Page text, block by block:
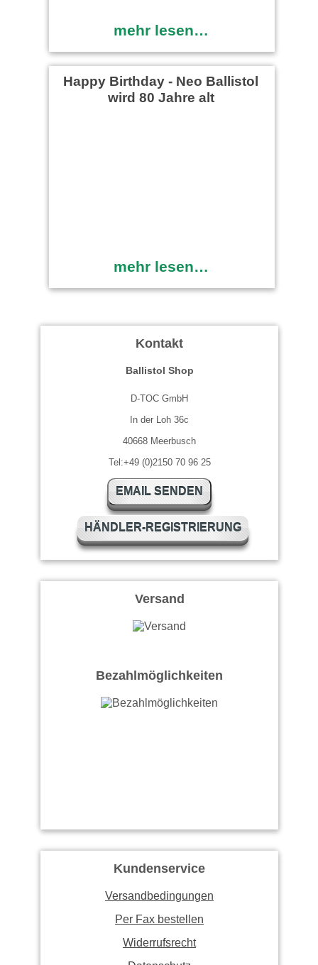
mehr lesen…
Happy Birthday - Neo Ballistol
wird 80 Jahre alt
mehr lesen…
Kontakt
Ballistol Shop
D-TOC GmbH
In der Loh 36c
40668 Meerbusch
Tel:+49 (0)2150 70 96 25
EMAIL SENDEN
HÄNDLER-REGISTRIERUNG
Versand
Bezahlmöglichkeiten
Kundenservice
Versandbedingungen
Per Fax bestellen
Widerrufsrecht